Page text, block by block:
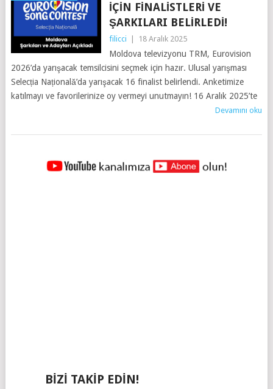
İÇIN FINALISTLERI VE
ŞARKILARI BELIRLEDI!
filicci 18 Aralık 2025
Moldova televizyonu TRM, Eurovision
2026’da yarışacak temsilcisini seçmek için hazır. Ulusal yarışması
Selecția Națională’da yarışacak 16 finalist belirlendi. Anketimize
katılmayı ve favorilerinize oy vermeyi unutmayın! 16 Aralık 2025’te
Devamını oku
YAZILAR
BIZI TAKIP EDIN!